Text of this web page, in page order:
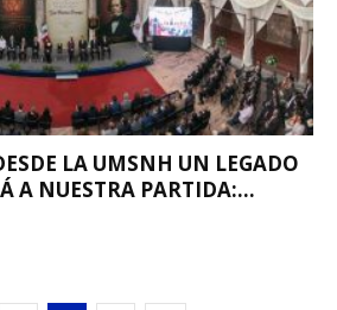
LA UMSNH UN LEGADO
A NUESTRA PARTIDA:...